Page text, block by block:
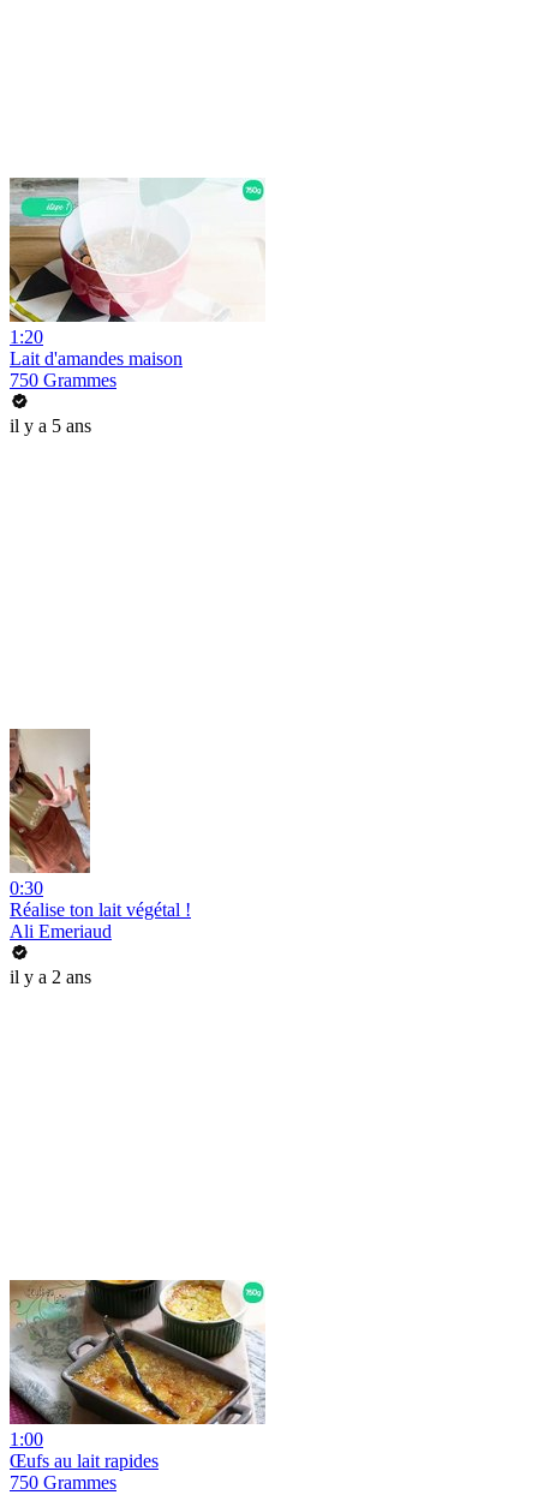
1:20
Lait d'amandes maison
750 Grammes
il y a 5 ans
0:30
Réalise ton lait végétal !
Ali Emeriaud
il y a 2 ans
1:00
Œufs au lait rapides
750 Grammes